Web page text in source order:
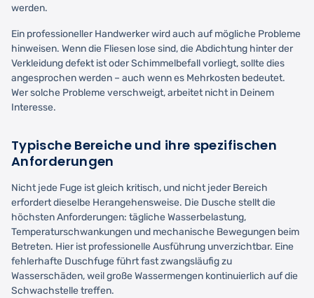
werden.
Ein professioneller Handwerker wird auch auf mögliche Probleme
hinweisen. Wenn die Fliesen lose sind, die Abdichtung hinter der
Verkleidung defekt ist oder Schimmelbefall vorliegt, sollte dies
angesprochen werden – auch wenn es Mehrkosten bedeutet.
Wer solche Probleme verschweigt, arbeitet nicht in Deinem
Interesse.
Typische Bereiche und ihre spezifischen
Anforderungen
Nicht jede Fuge ist gleich kritisch, und nicht jeder Bereich
erfordert dieselbe Herangehensweise. Die Dusche stellt die
höchsten Anforderungen: tägliche Wasserbelastung,
Temperaturschwankungen und mechanische Bewegungen beim
Betreten. Hier ist professionelle Ausführung unverzichtbar. Eine
fehlerhafte Duschfuge führt fast zwangsläufig zu
Wasserschäden, weil große Wassermengen kontinuierlich auf die
Schwachstelle treffen.